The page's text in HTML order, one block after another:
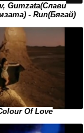
Gumzata(Слави
- Run(Бягай)
Of Love